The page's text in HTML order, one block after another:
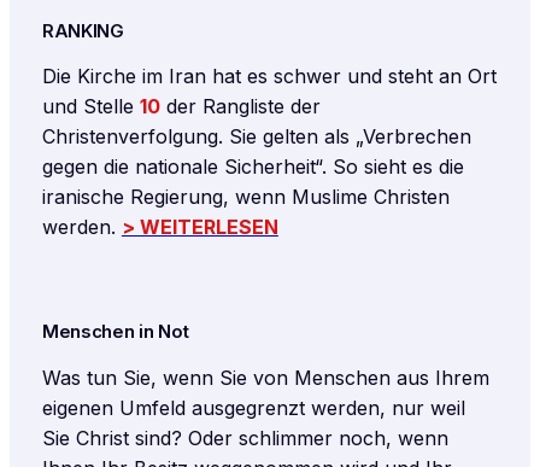
RANKING
Die Kirche im Iran hat es schwer und steht an Ort
und Stelle 10der Rangliste der
Christenverfolgung. Sie gelten als „Verbrechen
gegen die nationale Sicherheit“. So sieht es die
iranische Regierung, wenn Muslime Christen
werden. > WEITERLESEN
Menschen in Not
Was tun Sie, wenn Sie von Menschen aus Ihrem
eigenen Umfeld ausgegrenzt werden, nur weil
Sie Christ sind? Oder schlimmer noch, wenn